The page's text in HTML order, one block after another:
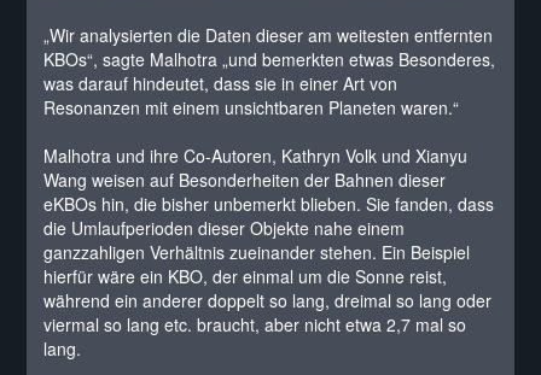
„Wir analysierten die Daten dieser am weitesten entfernten
KBOs“, sagte Malhotra „und bemerkten etwas Besonderes,
was darauf hindeutet, dass sie in einer Art von
Resonanzen mit einem unsichtbaren Planeten waren.“
Malhotra und ihre Co-Autoren, Kathryn Volk und Xianyu
Wang weisen auf Besonderheiten der Bahnen dieser
eKBOs hin, die bisher unbemerkt blieben. Sie fanden, dass
die Umlaufperioden dieser Objekte nahe einem
ganzzahligen Verhältnis zueinander stehen. Ein Beispiel
hierfür wäre ein KBO, der einmal um die Sonne reist,
während ein anderer doppelt so lang, dreimal so lang oder
viermal so lang etc. braucht, aber nicht etwa 2,7 mal so
lang.